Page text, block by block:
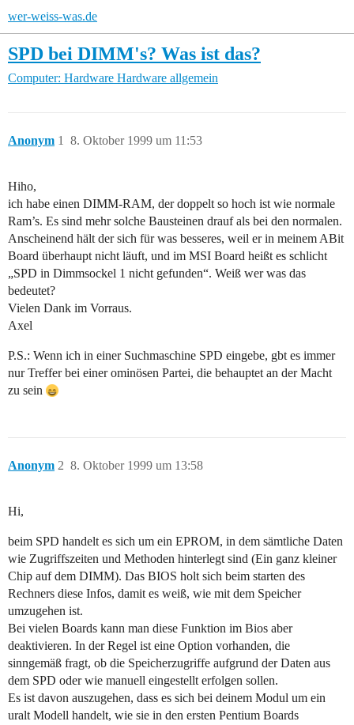
wer-weiss-was.de
SPD bei DIMM's? Was ist das?
Computer: Hardware Hardware allgemein
Anonym 8. Oktober 1999 um 11:53
1
Hiho,
ich habe einen DIMM-RAM, der doppelt so hoch ist wie normale
Ram’s. Es sind mehr solche Bausteinen drauf als bei den normalen.
Anscheinend hält der sich für was besseres, weil er in meinem ABit
Board überhaupt nicht läuft, und im MSI Board heißt es schlicht
„SPD in Dimmsockel 1 nicht gefunden“. Weiß wer was das
bedeutet?
Vielen Dank im Vorraus.
Axel
P.S.: Wenn ich in einer Suchmaschine SPD eingebe, gbt es immer
nur Treffer bei einer ominösen Partei, die behauptet an der Macht
zu sein
Anonym 8. Oktober 1999 um 13:58
2
Hi,
beim SPD handelt es sich um ein EPROM, in dem sämtliche Daten
wie Zugriffszeiten und Methoden hinterlegt sind (Ein ganz kleiner
Chip auf dem DIMM). Das BIOS holt sich beim starten des
Rechners diese Infos, damit es weiß, wie mit dem Speicher
umzugehen ist.
Bei vielen Boards kann man diese Funktion im Bios aber
deaktivieren. In der Regel ist eine Option vorhanden, die
sinngemäß fragt, ob die Speicherzugriffe aufgrund der Daten aus
dem SPD oder wie manuell eingestellt erfolgen sollen.
Es ist davon auszugehen, dass es sich bei deinem Modul um ein
uralt Modell handelt, wie sie in den ersten Pentium Boards